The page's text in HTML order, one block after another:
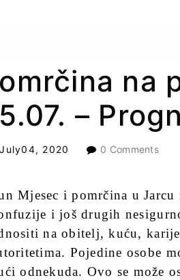
na
–
July04, 2020 0 Comments
Mjesec i pomrčina u
i još drugih
na obitelj, kuću,
Pojedine osobe
odnekuda. Ovo se može